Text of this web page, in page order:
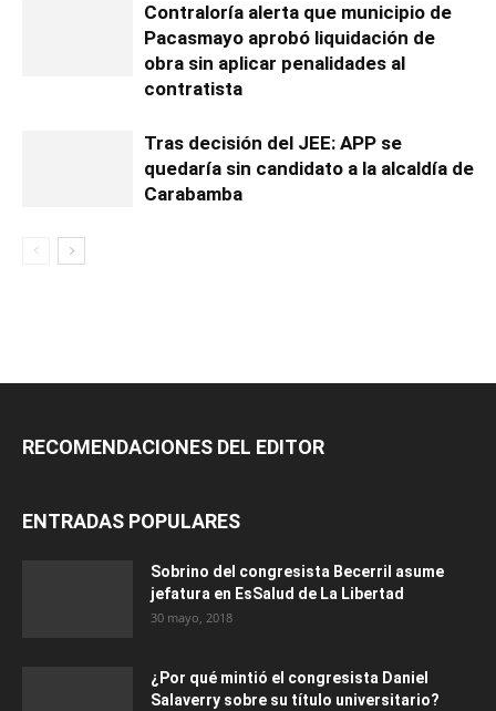
Contraloría alerta que municipio de
Pacasmayo aprobó liquidación de
obra sin aplicar penalidades al
contratista
Tras decisión del JEE: APP se
quedaría sin candidato a la alcaldía de
Carabamba
RECOMENDACIONES DEL EDITOR
ENTRADAS POPULARES
Sobrino del congresista Becerril asume
jefatura en EsSalud de La Libertad
30 mayo, 2018
¿Por qué mintió el congresista Daniel
Salaverry sobre su título universitario?